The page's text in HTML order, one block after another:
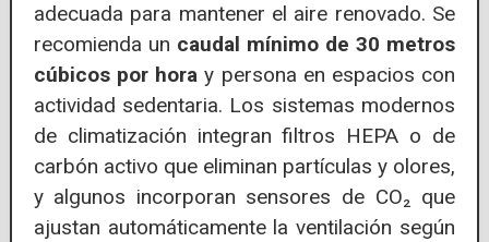
adecuada para mantener el aire renovado. Se
recomienda un caudal mínimo de 30 metros
cúbicos por hora y persona en espacios con
actividad sedentaria. Los sistemas modernos
de climatización integran filtros HEPA o de
carbón activo que eliminan partículas y olores,
y algunos incorporan sensores de CO₂ que
ajustan automáticamente la ventilación según